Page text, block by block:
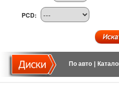
PCD:
По авто